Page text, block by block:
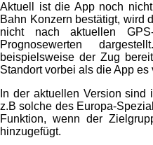
Aktuell ist die App noch
Bahn Konzern bestätigt, wird
nicht nach aktuellen
Prognosewerten
beispielsweise der Zug
Standort vorbei als die App es
In der aktuellen Version
z.B solche des Europa-
Funktion, wenn der
hinzugefügt.